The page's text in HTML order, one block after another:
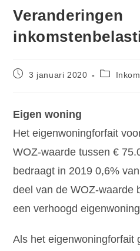
Veranderingen
3 januari 2020
Eigen woning
Het eigenwoningforfait
WOZ-waarde tussen €
bedraagt in 2019 0,6%
deel van de WOZ-waarde
een verhoogd
Als het eigenwoningforfait